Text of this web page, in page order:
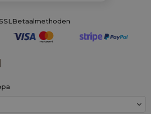
Betaalmethoden